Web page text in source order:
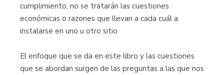
cumplimiento, no se tratarán las cuestiones
económicas o razones que llevan a cada cuál a
instalarse en uno u otro sitio.
El enfoque que se da en este libro y las cuestiones
que se abordan surgen de las preguntas a las que nos